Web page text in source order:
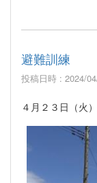
避難訓練
投稿日時 : 2024/
４月２３日（火